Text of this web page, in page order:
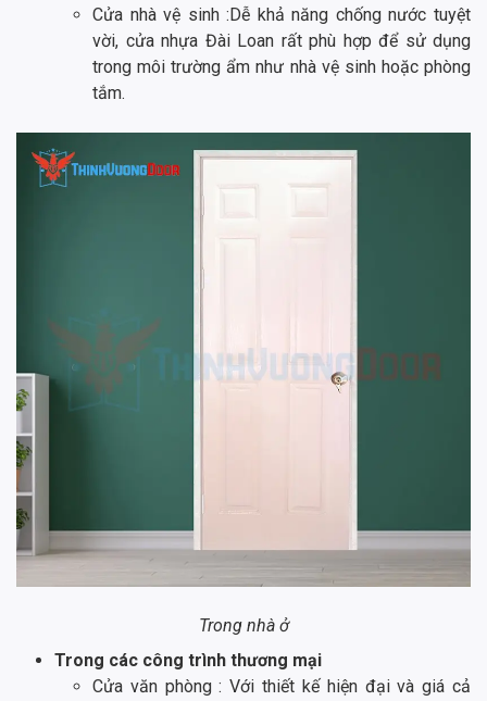
Cửa nhà vệ sinh :Dễ khả năng chống nước tuyệt
vời, cửa nhựa Đài Loan rất phù hợp để sử dụng
trong môi trường ẩm như nhà vệ sinh hoặc phòng
tắm.
Trong nhà ở
Trong các công trình thương mại
Cửa văn phòng : Với thiết kế hiện đại và giá cả